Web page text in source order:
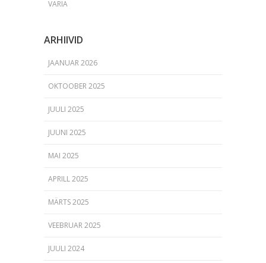
VARIA
ARHIIVID
JAANUAR 2026
OKTOOBER 2025
JUULI 2025
JUUNI 2025
MAI 2025
APRILL 2025
MÄRTS 2025
VEEBRUAR 2025
JUULI 2024